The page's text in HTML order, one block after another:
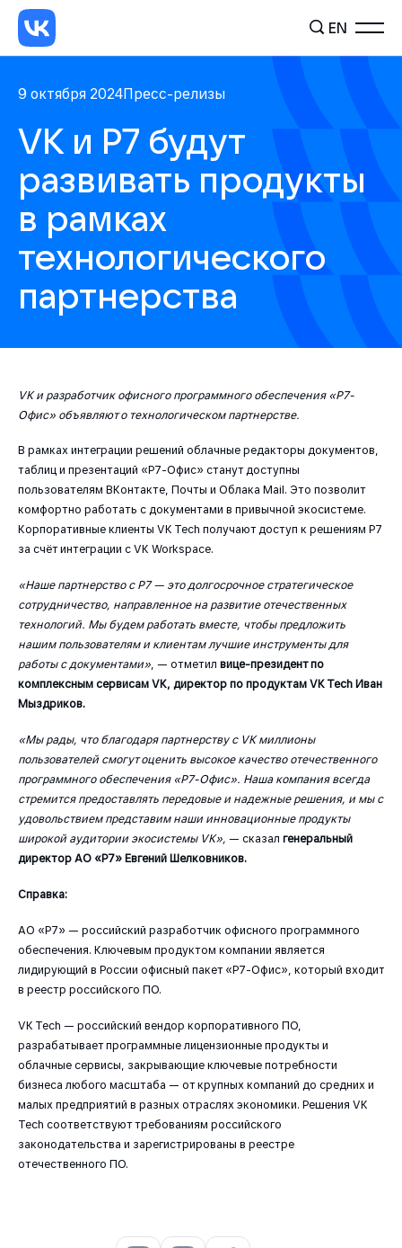
EN
9 октября 2024Пресс-релизы
VK и Р7 будут
развивать продукты
в рамках
технологического
партнерства
VK и разработчик офисного программного обеспечения «Р7-
Офис» объявляют о технологическом партнерстве.
В рамках интеграции решений облачные редакторы документов,
таблиц и презентаций «Р7-Офис» станут доступны
пользователям ВКонтакте, Почты и Облака Mail. Это позволит
комфортно работать с документами в привычной экосистеме.
Корпоративные клиенты VK Tech получают доступ к решениям Р7
за счёт интеграции с VK Workspace.
«Наше партнерство с Р7 — это долгосрочное стратегическое
сотрудничество, направленное на развитие отечественных
технологий. Мы будем работать вместе, чтобы предложить
нашим пользователям и клиентам лучшие инструменты для
работы с документами», — отметил вице-президент по
комплексным сервисам VK, директор по продуктам VK Tech Иван
Мыздриков.
«Мы рады, что благодаря партнерству с VK миллионы
пользователей смогут оценить высокое качество отечественного
программного обеспечения «Р7-Офис». Наша компания всегда
стремится предоставлять передовые и надежные решения, и мы с
удовольствием представим наши инновационные продукты
широкой аудитории экосистемы VK», — сказал генеральный
директор АО «Р7» Евгений Шелковников.
Справка:
АО «Р7» — российский разработчик офисного программного
обеспечения. Ключевым продуктом компании является
лидирующий в России офисный пакет «Р7-Офис», который входит
в реестр российского ПО.
VK Tech — российский вендор корпоративного ПО,
разрабатывает программные лицензионные продукты и
облачные сервисы, закрывающие ключевые потребности
бизнеса любого масштаба — от крупных компаний до средних и
малых предприятий в разных отраслях экономики. Решения VK
Tech соответствуют требованиям российского
законодательства и зарегистрированы в реестре
отечественного ПО.